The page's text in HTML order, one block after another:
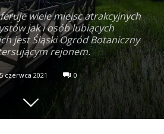
wiele miejsc atrakcyjnych
jak i osób lubiących
jest Śląski Ogród Botaniczny
rejonem.
czerwca 2021 0